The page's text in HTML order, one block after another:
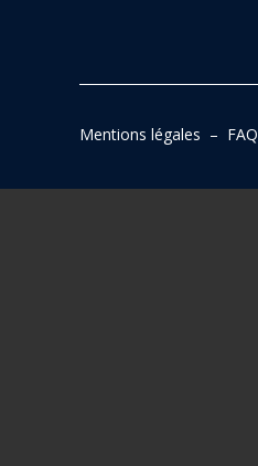
Mentions légales – FAQ